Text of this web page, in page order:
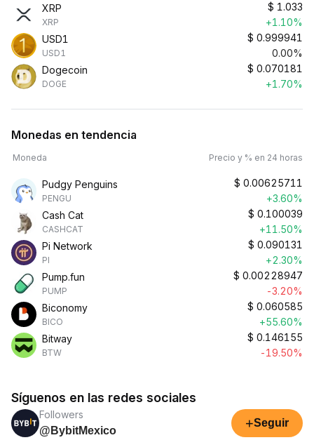
XRP
XRP
$ 1.033
+1.10%
USD1
USD1
$ 0.999941
0.00%
Dogecoin
DOGE
$ 0.070181
+1.70%
Monedas en tendencia
Moneda Precio y % en 24 horas
Pudgy Penguins
PENGU
$ 0.00625711
+3.60%
Cash Cat
CASHCAT
$ 0.100039
+11.50%
Pi Network
PI
$ 0.090131
+2.30%
Pump.fun
PUMP
$ 0.00228947
-3.20%
Biconomy
BICO
$ 0.060585
+55.60%
Bitway
BTW
$ 0.146155
-19.50%
Síguenos en las redes sociales
Followers
@BybitMexico
+Seguir